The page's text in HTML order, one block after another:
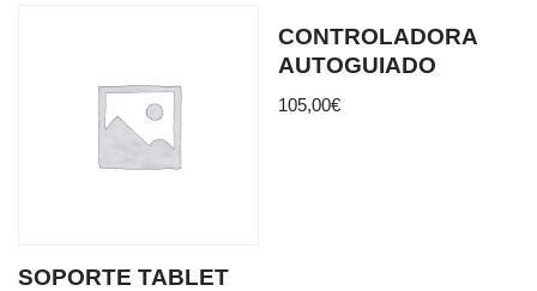
SOPORTE TABLET
CONTROLADORA
AUTOGUIADO
105,00€